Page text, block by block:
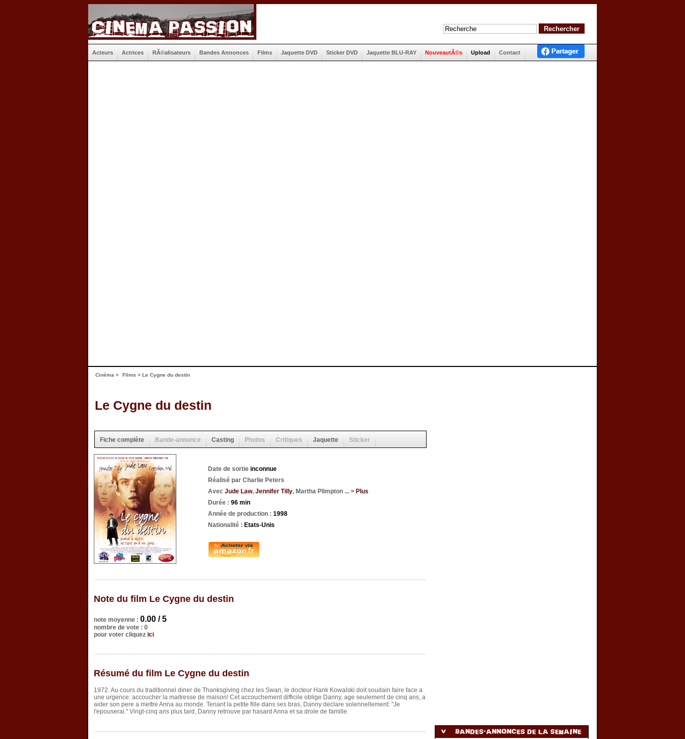
Acteurs Actrices RÃ©alisateurs Bandes Annonces Films Jaquette DVD Sticker DVD Jaquette BLU-RAY NouveautÃ©s Upload Contact
Cinéma > Films > Le Cygne du destin
Le Cygne du destin
Fiche complète Bande-annonce Casting Photos Critiques Jaquette Sticker
Date de sortie inconnue
Réalisé par Charlie Peters
Avec Jude Law, Jennifer Tilly, Martha Plimpton ... > Plus
Durée : 96 min
Année de production : 1998
Nationalité : Etats-Unis
Note du film Le Cygne du destin
note moyenne : 0.00 / 5
nombre de vote : 0
pour voter cliquez ici
Résumé du film Le Cygne du destin
1972. Au cours du traditionnel diner de Thanksgiving chez les Swan, le docteur Hank Kowalski doit soudain faire face a
une urgence: accoucher la maitresse de maison! Cet accouchement difficile oblige Danny, age seulement de cinq ans, a
aider son pere a mettre Anna au monde. Tenant la petite fille dans ses bras, Danny declare solennellement: "Je
l'epouserai." Vingt-cinq ans plus tard, Danny retrouve par hasard Anna et sa drole de famille.